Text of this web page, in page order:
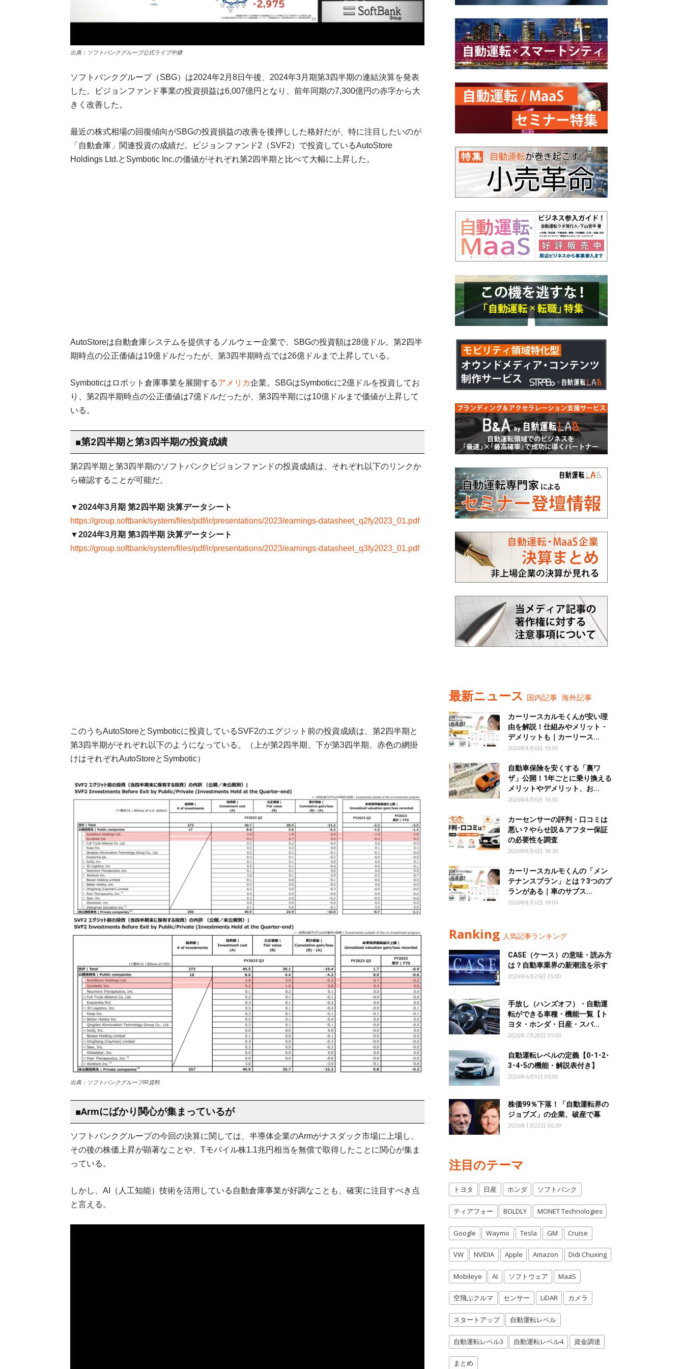
出典：ソフトバンクグループ公式ライブ中継
ソフトバンクグループ（SBG）は2024年2月8日午後、2024年3月期第3四半期の連結決算を発表
した。ビジョンファンド事業の投資損益は6,007億円となり、前年同期の7,300億円の赤字から大
きく改善した。
最近の株式相場の回復傾向がSBGの投資損益の改善を後押しした格好だが、特に注目したいのが
「自動倉庫」関連投資の成績だ。ビジョンファンド2（SVF2）で投資しているAutoStore
Holdings Ltd.とSymbotic Inc.の価値がそれぞれ第2四半期と比べて大幅に上昇した。
AutoStoreは自動倉庫システムを提供するノルウェー企業で、SBGの投資額は28億ドル。第2四半
期時点の公正価値は19億ドルだったが、第3四半期時点では26億ドルまで上昇している。
Symboticはロボット倉庫事業を展開するアメリカ企業。SBGはSymboticに2億ドルを投資してお
り、第2四半期時点の公正価値は7億ドルだったが、第3四半期には10億ドルまで価値が上昇して
いる。
■第2四半期と第3四半期の投資成績
第2四半期と第3四半期のソフトバンクビジョンファンドの投資成績は、それぞれ以下のリンクか
ら確認することが可能だ。
▼2024年3⽉期 第2四半期 決算データシート
https://group.softbank/system/files/pdf/ir/presentations/2023/earnings-datasheet_q2fy2023_01.pdf
▼2024年3⽉期 第3四半期 決算データシート
https://group.softbank/system/files/pdf/ir/presentations/2023/earnings-datasheet_q3fy2023_01.pdf
このうちAutoStoreとSymboticに投資しているSVF2のエグジット前の投資成績は、第2四半期と
第3四半期がそれぞれ以下のようになっている。（上が第2四半期、下が第3四半期、赤色の網掛
けはそれぞれAutoStoreとSymbotic）
出典：ソフトバンクグループIR資料
■Armにばかり関心が集まっているが
ソフトバンクグループの今回の決算に関しては、半導体企業のArmがナスダック市場に上場し、
その後の株価上昇が顕著なことや、Tモバイル株1.1兆円相当を無償で取得したことに関心が集ま
っている。
しかし、AI（人工知能）技術を活用している自動倉庫事業が好調なことも、確実に注目すべき点
と言える。
最新ニュース 国内記事 海外記事
カーリースカルモくんが安い理
由を解説！仕組みやメリット・
デメリットも｜カーリース...
2026年8月6日 19:00
自動車保険を安くする「裏ワ
ザ」公開！1年ごとに乗り換える
メリットやデメリット、お...
2026年8月6日 19:00
カーセンサーの評判・口コミは
悪い？やらせ説＆アフター保証
の必要性を調査
2026年8月6日 18:30
カーリースカルモくんの「メン
テナンスプラン」とは？3つのプ
ランがある｜車のサブス...
2026年8月6日 18:00
Ranking 人気記事ランキング
CASE（ケース）の意味・読み方
は？自動車業界の新潮流を示す
2026年6月25日 05:00
手放し（ハンズオフ）・自動運
転ができる車種・機能一覧【ト
ヨタ・ホンダ・日産・スバ...
2026年7月28日 05:00
自動運転レベルの定義【0･1･2･
3･4･5の機能・解説表付き】
2026年6月9日 05:00
株価99％下落！「自動運転界の
ジョブズ」の企業、破産で幕
2026年1月22日 06:39
注目のテーマ
トヨタ 日産 ホンダ ソフトバンク
ティアフォー BOLDLY MONET Technologies
Google Waymo Tesla GM Cruise
VW NVIDIA Apple Amazon Didi Chuxing
Mobileye AI ソフトウェア MaaS
空飛ぶクルマ センサー LiDAR カメラ
スタートアップ 自動運転レベル
自動運転レベル3 自動運転レベル4 資金調達
まとめ